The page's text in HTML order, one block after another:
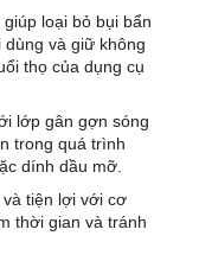
loại bỏ bụi bẩn
và giữ không
thọ của dụng cụ
lớp gân gợn sóng
trong quá trình
dính dầu mỡ.
và tiện lợi với cơ
thời gian và tránh